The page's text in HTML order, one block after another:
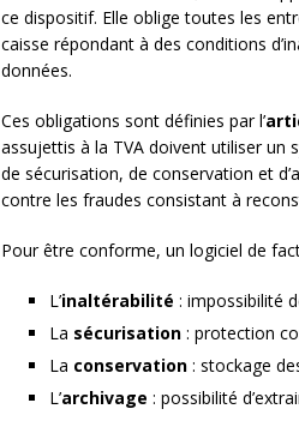
ce dispositif. Elle oblige toutes les
caisse répondant à des conditions
données.
Ces obligations sont définies par l’
assujettis à la TVA doivent utiliser un
de sécurisation, de conservation et
contre les fraudes consistant à
Pour être conforme, un logiciel de
L’inaltérabilité : impossibilité
La sécurisation : protection
La conservation : stockage
L’archivage : possibilité